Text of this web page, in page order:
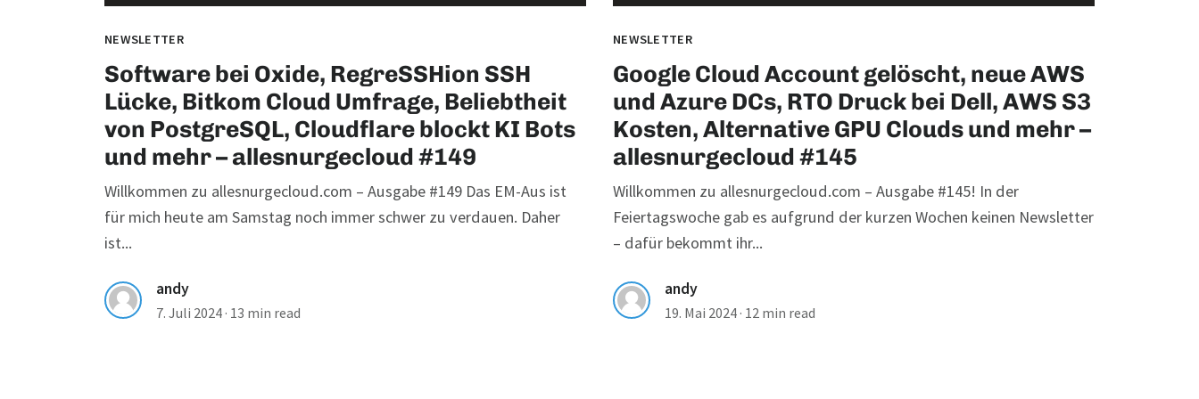
NEWSLETTER
Software bei Oxide, RegreSSHion SSH
Lücke, Bitkom Cloud Umfrage, Beliebtheit
von PostgreSQL, Cloudflare blockt KI Bots
und mehr – allesnurgecloud #149
Willkommen zu allesnurgecloud.com – Ausgabe #149 Das EM-Aus ist
für mich heute am Samstag noch immer schwer zu verdauen. Daher
ist...
andy
7. Juli 2024 · 13 min read
NEWSLETTER
Google Cloud Account gelöscht, neue AWS
und Azure DCs, RTO Druck bei Dell, AWS S3
Kosten, Alternative GPU Clouds und mehr –
allesnurgecloud #145
Willkommen zu allesnurgecloud.com – Ausgabe #145! In der
Feiertagswoche gab es aufgrund der kurzen Wochen keinen Newsletter
– dafür bekommt ihr...
andy
19. Mai 2024 · 12 min read